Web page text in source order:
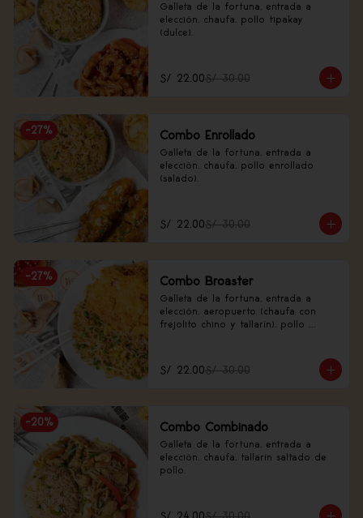
Galleta de la fortuna, entrada a
elección, chaufa, pollo tipakay
(dulce).
S/ 22.00S/ 30.00
-27% Combo Enrollado
Galleta de la fortuna, entrada a
elección, chaufa, pollo enrollado
(salado).
S/ 22.00S/ 30.00
-27% Combo Broaster
Galleta de la fortuna, entrada a
elección, aeropuerto (chaufa con
frejolito chino y tallarín), pollo
S/ 22.00S/ 30.00
-20% Combo Combinado
Galleta de la fortuna, entrada a
elección, chaufa, tallarín saltado de
pollo.